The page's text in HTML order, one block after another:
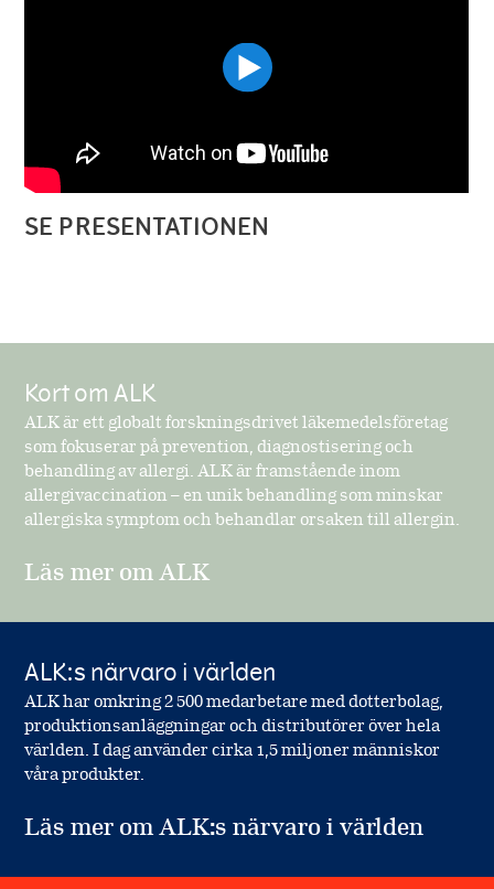
SE PRESENTATIONEN
Kort om ALK
ALK är ett globalt forskningsdrivet läkemedelsföretag
som fokuserar på prevention, diagnostisering och
behandling av allergi. ALK är framstående inom
allergivaccination – en unik behandling som minskar
allergiska symptom och behandlar orsaken till allergin.
Läs mer om ALK
ALK:s närvaro i världen
ALK har omkring 2 500 medarbetare med dotterbolag,
produktionsanläggningar och distributörer över hela
världen. I dag använder cirka 1,5 miljoner människor
våra produkter.
Läs mer om ALK:s närvaro i världen